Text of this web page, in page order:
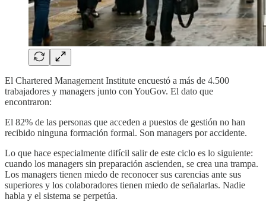
El Chartered Management Institute encuestó a más de 4.500
trabajadores y managers junto con YouGov. El dato que
encontraron:
El 82% de las personas que acceden a puestos de gestión no han
recibido ninguna formación formal. Son managers por accidente.
Lo que hace especialmente difícil salir de este ciclo es lo siguiente:
cuando los managers sin preparación ascienden, se crea una trampa.
Los managers tienen miedo de reconocer sus carencias ante sus
superiores y los colaboradores tienen miedo de señalarlas. Nadie
habla y el sistema se perpetúa.